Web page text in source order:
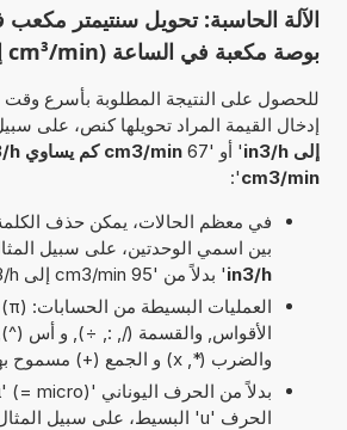
الآلة الحاسبة: تحويل سنتيمتر مكعب
بوصة مكعبة في الساعة (cm³/min إلى in³/h)
للحصول على النتيجة المطلوبة بأسرع
إدخال القيمة المراد تحويلها كنص، على سبيل
إلى in3/h
' أو '67 cm3/min كم يساوي in3/h
cm3/min
':
في معظم الحالات، يمكن حذف
بين اسمي الوحدتين، على سبيل
in3/h' بدلاً من '95 cm3/min إلى in3/h'.
الأقواس, والقسمة (/, :, ÷), و أس (^),
والضرب (*, x) و الجمع (+) مسموح بها في هذا التوقيت
الحرف 'u' البسيط، على سبيل المثال uPa بدلاً من µPa.